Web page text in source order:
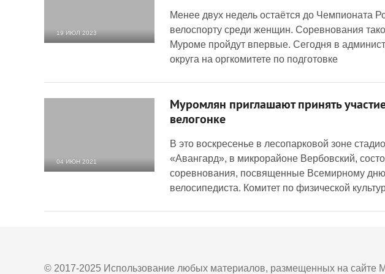
19 ИЮЛ 2023
Менее двух недель остаётся до Чемпионата
велоспорту среди женщин. Соревнования
Муроме пройдут впервые. Сегодня в
округа на оргкомитете по подготовке
04 ИЮН 2021
Муромлян приглашают принять
велогонке
В это воскресенье в лесопарковой зоне
«Авангард», в микрорайоне Вербовский,
соревнования, посвященные Всемирному дню
велосипедиста. Комитет по физической
© 2017-2025 Использование любых материалов, размещенных на сайте